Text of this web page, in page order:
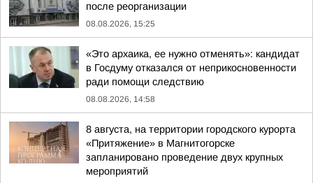
после реорганизации
08.08.2026, 15:25
«Это архаика, ее нужно отменять»: кандидат
в Госдуму отказался от неприкосновенности
ради помощи следствию
08.08.2026, 14:58
8 августа, на территории городского курорта
«Притяжение» в Магнитогорске
запланировано проведение двух крупных
мероприятий